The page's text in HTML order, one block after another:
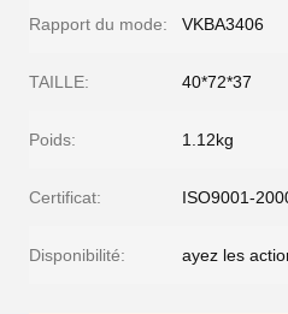
Rapport du mode: VKBA3406
TAILLE: 40*72*37
Poids: 1.12kg
Certificat: ISO9001-
Disponibilité: ayez les